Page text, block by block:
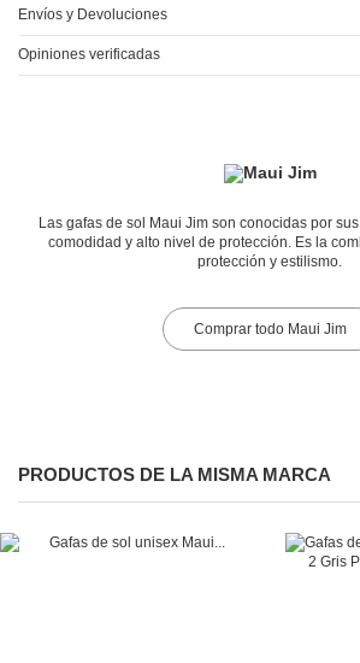
Envíos y Devoluciones
Opiniones verificadas
Las gafas de sol Maui Jim son conocidas por
comodidad y alto nivel de protección. Es la
protección y estilismo.
Comprar todo Maui Jim
PRODUCTOS DE LA MISMA MARCA